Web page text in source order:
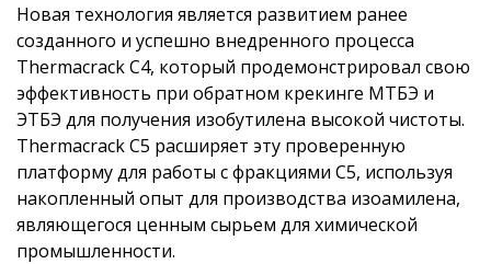
Новая технология является развитием ранее
созданного и успешно внедренного процесса
Thermacrack C4, который продемонстрировал свою
эффективность при обратном крекинге МТБЭ и
ЭТБЭ для получения изобутилена высокой чистоты.
Thermacrack C5 расширяет эту проверенную
платформу для работы с фракциями С5, используя
накопленный опыт для производства изоамилена,
являющегося ценным сырьем для химической
промышленности.